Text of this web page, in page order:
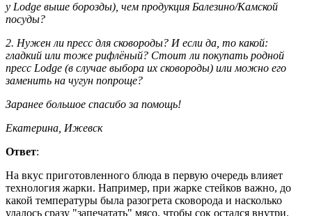
у Lodge выше борозды), чем продукция Балезино/Камской
посуды?
2. Нужен ли пресс для сковороды? И если да, то какой:
гладкий или тоже рифлёный? Стоит ли покупать родной
пресс Lodge (в случае выбора их сковороды) или можно его
заменить на чугун попроще?
Заранее большое спасибо за помощь!
Екатерина, Ижевск
Ответ:
На вкус приготовленного блюда в первую очередь влияет
технология жарки. Например, при жарке стейков важно, до
какой температуры была разогрета сковорода и насколько
удалось сразу "запечатать" мясо, чтобы сок остался внутри.